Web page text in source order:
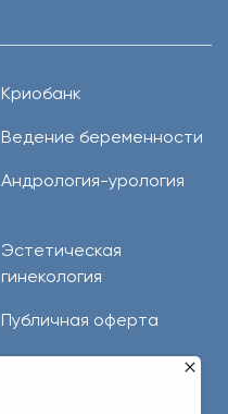
Криобанк
Ведение беременности
Андрология-урология
Эстетическая
гинекология
Публичная оферта